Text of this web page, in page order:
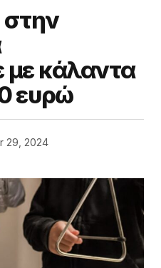
στην
με κάλαντα
ευρώ
29, 2024